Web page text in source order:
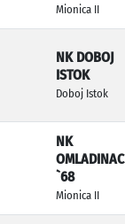
Mionica II
NK DOBOJ
ISTOK
Doboj Istok
NK
OMLADINAC
`68
Mionica II